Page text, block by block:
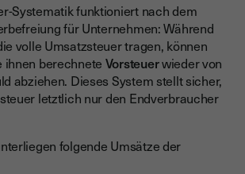
Systematik funktioniert nach dem
für Unternehmen: Während
volle Umsatzsteuer tragen, können
ihnen berechnete Vorsteuerwieder von
abziehen. Dieses System stellt sicher,
letztlich nur den Endverbraucher
folgende Umsätze der